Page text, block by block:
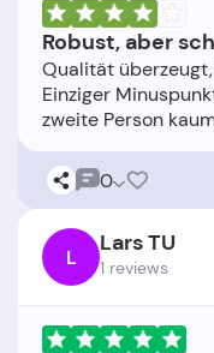
Robust, aber
Qualität
Einziger
0
L Lars TU
1 reviews